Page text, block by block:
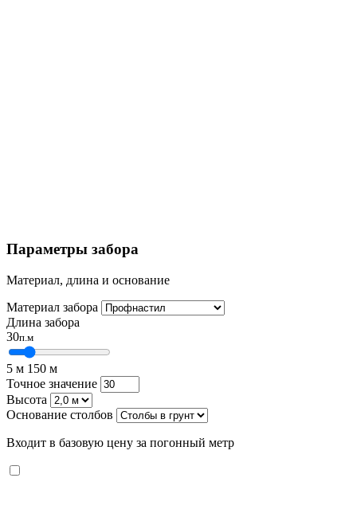
Параметры забора
Материал, длина и основание
Материал забора
Длина забора
30п.м
5 м 150 м
Точное значение
Высота
Основание столбов
Входит в базовую цену за погонный метр